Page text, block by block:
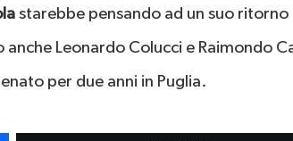
starebbe pensando ad un suo ritorno
Leonardo Colucci e Raimondo
per due anni in Puglia.